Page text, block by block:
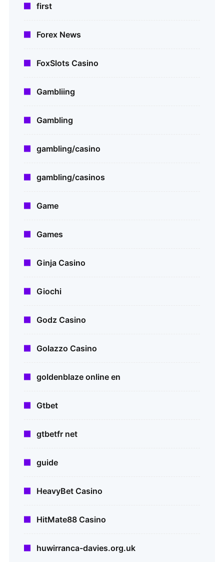
first
Forex News
FoxSlots Casino
Gambliing
Gambling
gambling/casino
gambling/casinos
Game
Games
Ginja Casino
Giochi
Godz Casino
Golazzo Casino
goldenblaze online en
Gtbet
gtbetfr net
guide
HeavyBet Casino
HitMate88 Casino
huwirranca-davies.org.uk